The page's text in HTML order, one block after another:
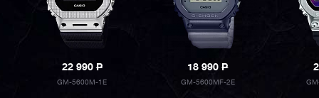
22 990P
GM-5600M-1E
18 990P
GM-5600MF-2E